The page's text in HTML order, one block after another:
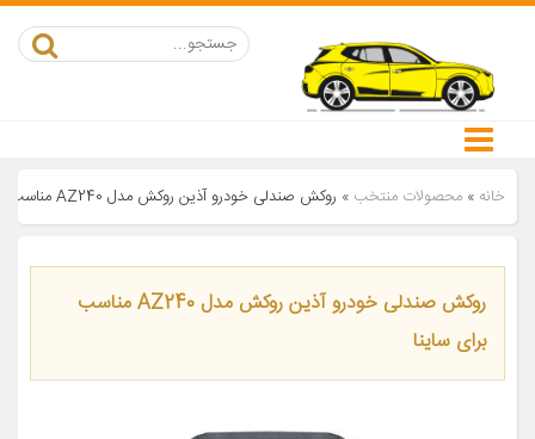
خانه » محصولات منتخب » روکش صندلی خودرو آذین روکش مدل AZ240 مناسب برای ساینا
روکش صندلی خودرو آذین روکش مدل AZ240 مناسب
برای ساینا